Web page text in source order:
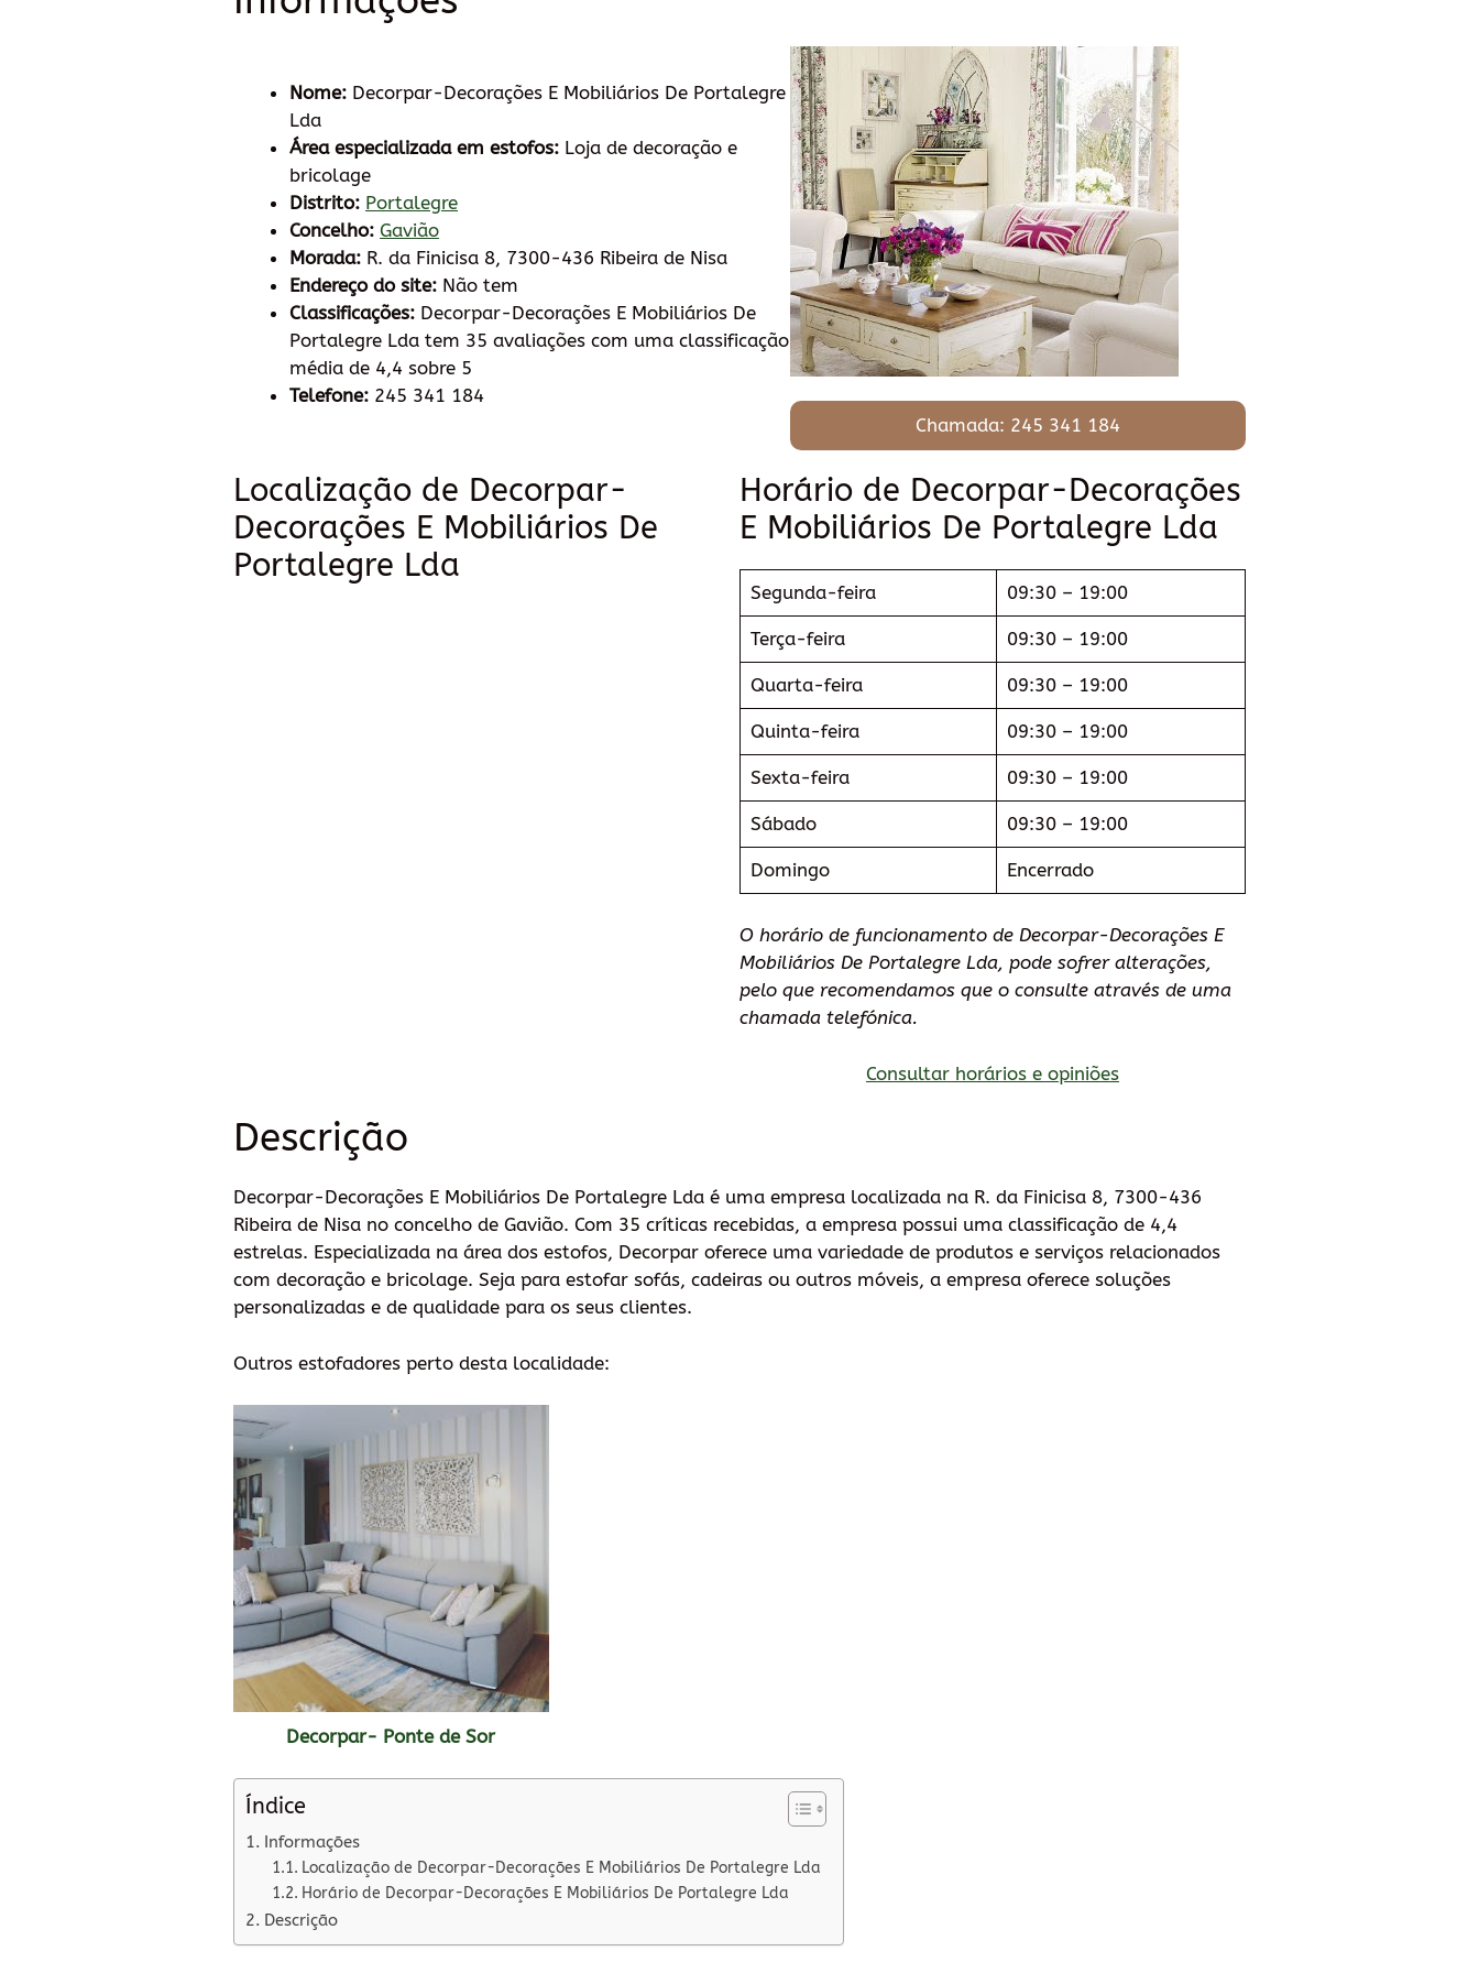
Nome: Decorpar-Decorações E Mobiliários De Portalegre
Lda
Área especializada em estofos: Loja de decoração e
bricolage
Distrito: Portalegre
Concelho: Gavião
Morada: R. da Finicisa 8, 7300-436 Ribeira de Nisa
Endereço do site: Não tem
Classificações: Decorpar-Decorações E Mobiliários De
Portalegre Lda tem 35 avaliações com uma classificação
média de 4,4 sobre 5
Telefone: 245 341 184
Chamada: 245 341 184
Localização de Decorpar-
Decorações E Mobiliários De
Portalegre Lda
Horário de Decorpar-Decorações
E Mobiliários De Portalegre Lda
Segunda-feira 09:30 – 19:00
Terça-feira 09:30 – 19:00
Quarta-feira 09:30 – 19:00
Quinta-feira 09:30 – 19:00
Sexta-feira 09:30 – 19:00
Sábado 09:30 – 19:00
Domingo Encerrado
O horário de funcionamento de Decorpar-Decorações E
Mobiliários De Portalegre Lda, pode sofrer alterações,
pelo que recomendamos que o consulte através de uma
chamada telefónica.
Consultar horários e opiniões
Descrição
Decorpar-Decorações E Mobiliários De Portalegre Lda é uma empresa localizada na R. da Finicisa 8, 7300-436
Ribeira de Nisa no concelho de Gavião. Com 35 críticas recebidas, a empresa possui uma classificação de 4,4
estrelas. Especializada na área dos estofos, Decorpar oferece uma variedade de produtos e serviços relacionados
com decoração e bricolage. Seja para estofar sofás, cadeiras ou outros móveis, a empresa oferece soluções
personalizadas e de qualidade para os seus clientes.
Outros estofadores perto desta localidade:
Decorpar- Ponte de Sor
Índice
Informações
Localização de Decorpar-Decorações E Mobiliários De Portalegre Lda
Horário de Decorpar-Decorações E Mobiliários De Portalegre Lda
Descrição